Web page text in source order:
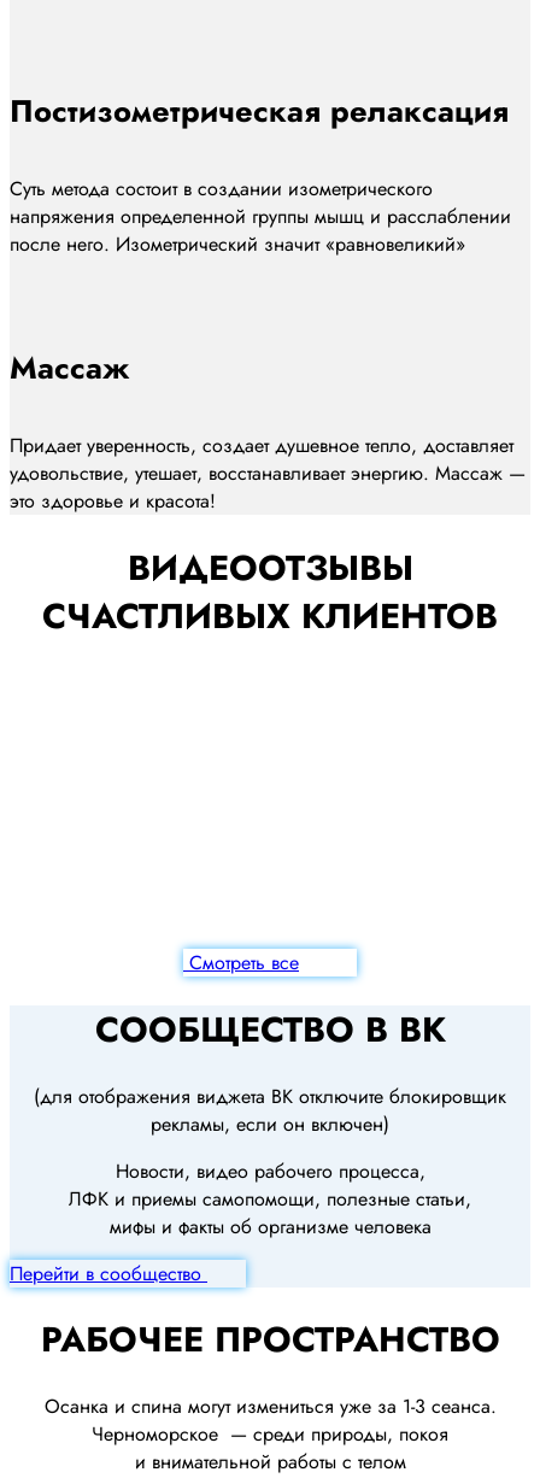
Постизометрическая релаксация
Суть метода состоит в создании изометрического
напряжения определенной группы мышц и расслаблении
после него. Изометрический значит «равновеликий»
Массаж
Придает уверенность, создает душевное тепло, доставляет
удовольствие, утешает, восстанавливает энергию. Массаж —
это здоровье и красота!
ВИДЕООТЗЫВЫ
СЧАСТЛИВЫХ КЛИЕНТОВ
Смотреть все
СООБЩЕСТВО В ВК
(для отображения виджета ВК отключите блокировщик
рекламы, если он включен)
Новости, видео рабочего процесса,
ЛФК и приемы самопомощи, полезные статьи,
мифы и факты об организме человека
Перейти в сообщество
РАБОЧЕЕ ПРОСТРАНСТВО
Осанка и спина могут измениться уже за 1-3 сеанса.
Черноморское — среди природы, покоя
и внимательной работы с телом